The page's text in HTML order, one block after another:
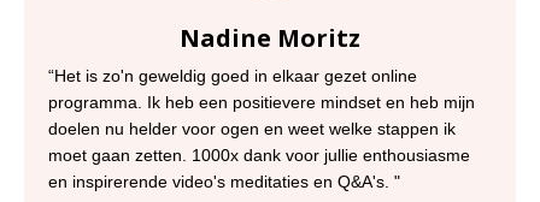
Nadine Moritz
“Het is zo'n geweldig goed in elkaar gezet online
programma. Ik heb een positievere mindset en heb mijn
doelen nu helder voor ogen en weet welke stappen ik
moet gaan zetten. 1000x dank voor jullie enthousiasme
en inspirerende video's meditaties en Q&A's. "